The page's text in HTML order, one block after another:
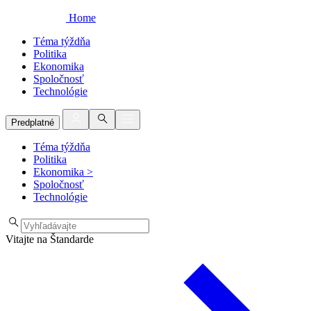
Home
Téma týždňa
Politika
Ekonomika
Spoločnosť
Technológie
Predplatné
Téma týždňa
Politika
Ekonomika >
Spoločnosť
Technológie
Vitajte na Štandarde